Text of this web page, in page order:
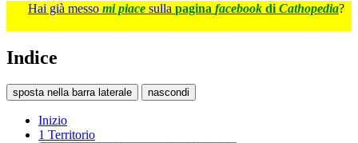
Hai già messo mi piace sulla pagina facebook di Cathopedia?
Indice
sposta nella barra laterale nascondi
Inizio
1 Territorio